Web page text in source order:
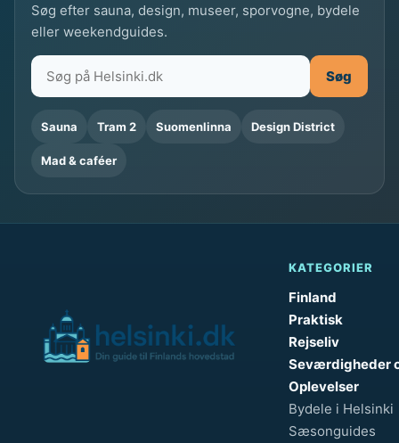
m
d
p
e
o
r
Søg efter sauna, design, museer, sporvogne, bydele
eller weekendguides.
Søg
Sauna Tram 2 Suomenlinna Design District
Mad & caféer
KATEGORIER
Finland
Praktisk
Rejseliv
Seværdigheder
Oplevelser
Bydele i Helsinki
Sæsonguides